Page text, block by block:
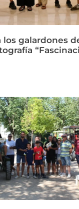
los galardones